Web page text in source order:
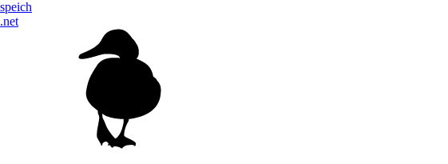
speich
.net